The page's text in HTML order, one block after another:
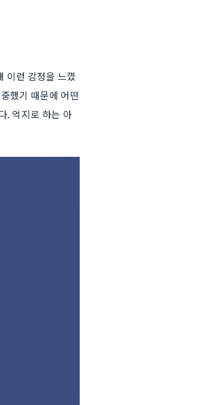
이런 감정을 느꼈
했기 때문에 어떤
. 억지로 하는 아